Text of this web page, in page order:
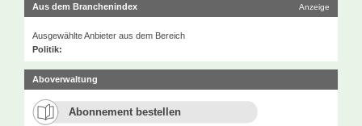
Aus dem Branchenindex Anzeige
Ausgewählte Anbieter aus dem Bereich
Politik:
Aboverwaltung
Abonnement bestellen